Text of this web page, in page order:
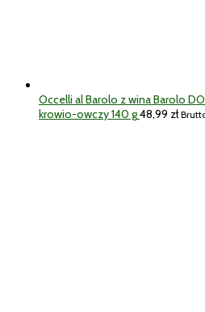
Occelli al Barolo z wina Barolo
krowio-owczy 140 g48,99 zł